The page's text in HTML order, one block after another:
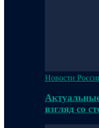
Новости
взгляд со